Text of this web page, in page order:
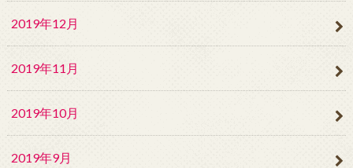
2019年12月
2019年11月
2019年10月
2019年9月